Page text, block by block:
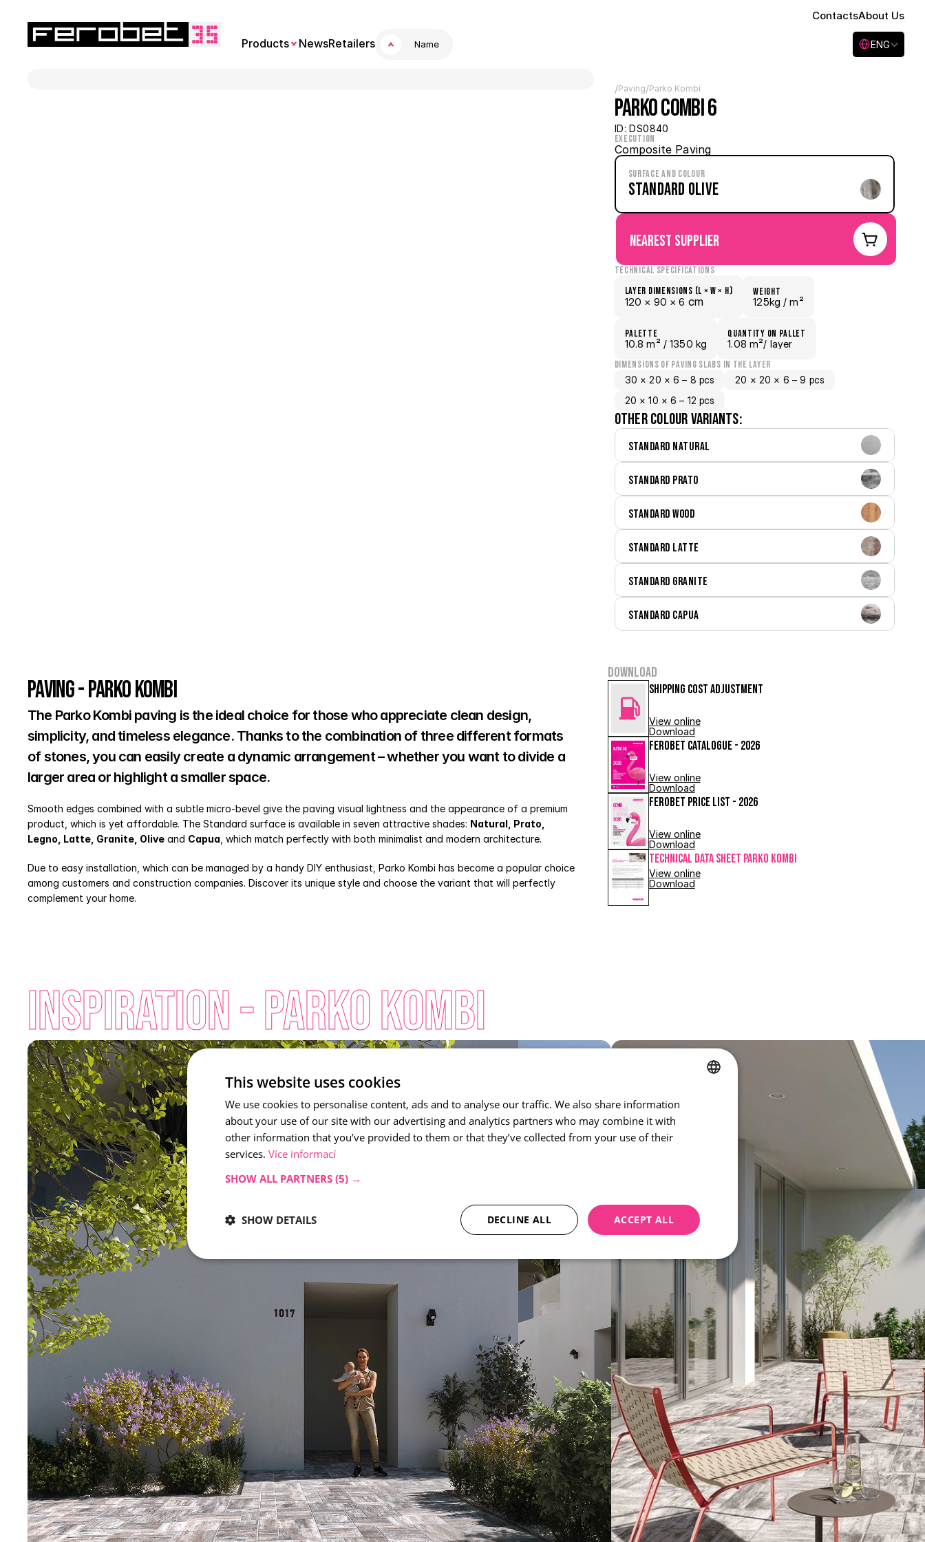
ContactsAbout Us
Products NewsRetailers Name
Select Language
ENG
/Paving/Parko Kombi
Parko Combi 6
ID: DS0840
Execution
Composite Paving
Surface and Colour
Standard Olive
nearest supplier
Technical specifications
Layer dimensions (l × w × h)
120 × 90 × 6 cm
weight
125kg / m²
palette
10.8 m² / 1350 kg
Quantity on pallet
1.08 m²/ layer
dimensions of paving slabs in the layer
30 × 20 × 6 – 8 pcs
20 × 20 × 6 – 9 pcs
20 × 10 × 6 – 12 pcs
Other colour variants:
Standard Natural
Standard Prato
Standard Wood
Standard Latte
Standard Granite
Standard Capua
Paving - Parko Kombi
The Parko Kombi paving is the ideal choice for those who appreciate clean design,
simplicity, and timeless elegance. Thanks to the combination of three different formats
of stones, you can easily create a dynamic arrangement – whether you want to divide a
larger area or highlight a smaller space.
Smooth edges combined with a subtle micro-bevel give the paving visual lightness and the appearance of a premium
product, which is yet affordable. The Standard surface is available in seven attractive shades: Natural, Prato,
Legno, Latte, Granite, Olive and Capua , which match perfectly with both minimalist and modern architecture.
Due to easy installation, which can be managed by a handy DIY enthusiast, Parko Kombi has become a popular choice
among customers and construction companies. Discover its unique style and choose the variant that will perfectly
complement your home.
Download
Shipping cost adjustment
View online
Download
FEROBET Catalogue - 2026
View online
Download
FEROBET Price List - 2026
View online
Download
Technical Data Sheet PARKO KOMBI
View online
Download
INSPIRATION - Parko Kombi
This website uses cookies
We use cookies to personalise content, ads and to analyse our traffic. We also share information
about your use of our site with our advertising and analytics partners who may combine it with
other information that you’ve provided to them or that they’ve collected from your use of their
services. Více informací
SHOW ALL PARTNERS (5) →
ACCEPT ALL
DECLINE ALL
SHOW DETAILS
Strictly necessary Performance Targeting
Performance Targeting
Strictly necessary cookies allow core website functionality such as user login and account management. The website cannot be
used properly without strictly necessary cookies.
Name
Provider / Domain Expiration
Description
CookieScriptConsent
CookieScript
.ferobet.cz
5 months
Tento soubor cookie používá služba Cookie-Script.com k
zapamatování předvoleb souhlasu se soubory cookie
návštěvníků. Je nutné, aby banner cookie Cookie-Script.com
fungoval správně.
laravel_session
Laravel LLC
plotova-
kalkulacka.ferobet.cz
Session
Interně laravel používá laravel_session k identifikaci instance
relace pro uživatele
udid .ferobet.cz
4 weeks 2
days
Tento cookie se používá k jedinečné identifikaci zařízení, která
mají přístup k webové stránce, aby sledovala používání a